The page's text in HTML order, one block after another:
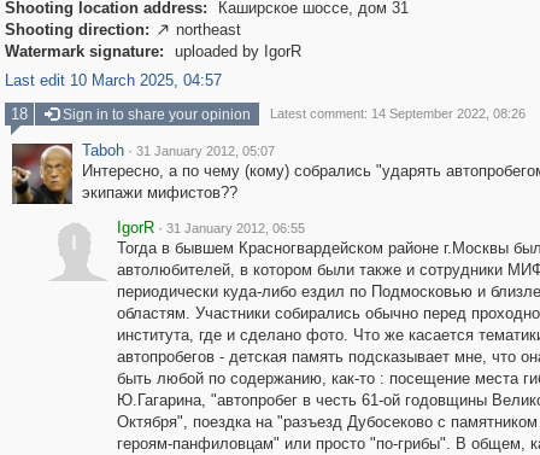
Shooting location address:
Каширское шоссе, дом 31
Shooting direction:  northeast
Watermark signature:
uploaded by IgorR
Last edit 10 March 2025, 04:57
18
Sign in to share your opinion Latest comment: 14 September 2022, 08:26
Taboh · 31 January 2012, 05:07
Интересно, а по чему (кому) собрались "ударять
экипажи мифистов??
I
IgorR · 31 January 2012, 06:55
Тогда в бывшем Красногвардейском районе г.Москвы
автолюбителей, в котором были также и сотрудники
периодически куда-либо ездил по Подмосковью и
областям. Участники собирались обычно перед
института, где и сделано фото. Что же касается
автопробегов - детская память подсказывает мне, что
быть любой по содержанию, как-то : посещение места
Ю.Гагарина, "автопробег в честь 61-ой годовщины
Октября", поездка на "разъезд Дубосеково с
героям-панфиловцам" или просто "по-грибы". В общем,